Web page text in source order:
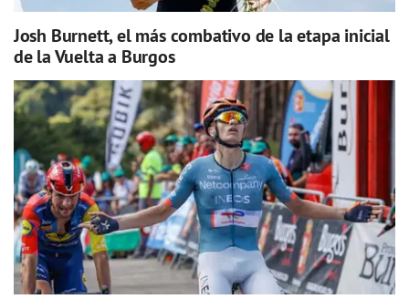
Josh Burnett, el más combativo de la etapa inicial
de la Vuelta a Burgos